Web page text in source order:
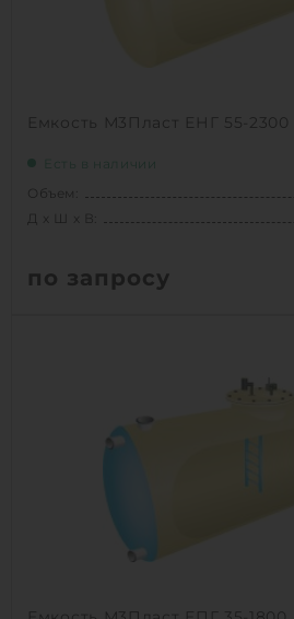
Емкость М3Пласт ЕНГ 55-2300
Есть в наличии
Объем:
Д х Ш х В:
по запросу